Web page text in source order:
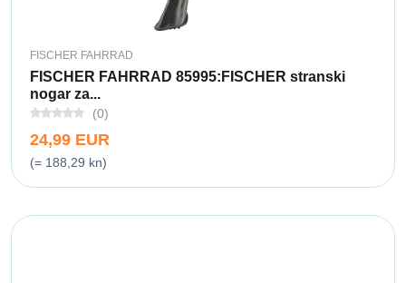
FISCHER FAHRRAD
FISCHER FAHRRAD 85995:FISCHER stranski
nogar za...
(0)
24,99 EUR
(= 188,29 kn)